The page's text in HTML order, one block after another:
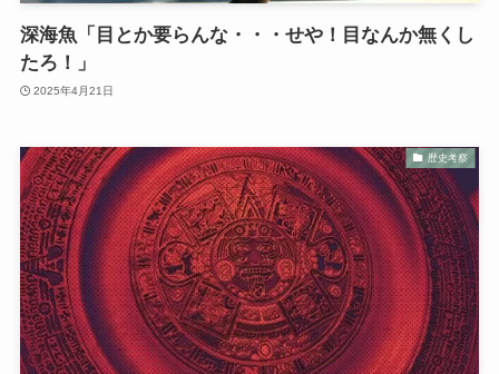
深海魚「目とか要らんな・・・せや！目なんか無くし
たろ！」
2025年4月21日
歴史考察